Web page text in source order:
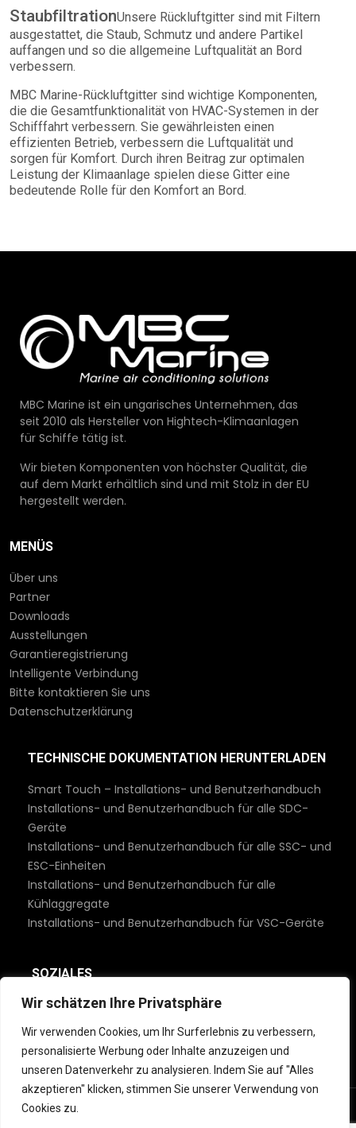
Wir schätzen Ihre Privatsphäre
Wir verwenden Cookies, um Ihr Surferlebnis zu verbessern,
personalisierte Werbung oder Inhalte anzuzeigen und
unseren Datenverkehr zu analysieren. Indem Sie auf "Alles
akzeptieren" klicken, stimmen Sie unserer Verwendung von
Cookies zu.
StaubfiltrationUnsere Rückluftgitter sind mit Filtern
ausgestattet, die Staub, Schmutz und andere Partikel
auffangen und so die allgemeine Luftqualität an Bord
verbessern.
MBC Marine-Rückluftgitter sind wichtige Komponenten,
die die Gesamtfunktionalität von HVAC-Systemen in der
Schifffahrt verbessern. Sie gewährleisten einen
effizienten Betrieb, verbessern die Luftqualität und
sorgen für Komfort. Durch ihren Beitrag zur optimalen
Leistung der Klimaanlage spielen diese Gitter eine
bedeutende Rolle für den Komfort an Bord.
MBC Marine ist ein ungarisches Unternehmen, das
seit 2010 als Hersteller von Hightech-Klimaanlagen
für Schiffe tätig ist.
Wir bieten Komponenten von höchster Qualität, die
auf dem Markt erhältlich sind und mit Stolz in der EU
hergestellt werden.
MENÜS
Über uns
Partner
Downloads
Ausstellungen
Garantieregistrierung
Intelligente Verbindung
Bitte kontaktieren Sie uns
Datenschutzerklärung
TECHNISCHE DOKUMENTATION HERUNTERLADEN
Smart Touch – Installations- und Benutzerhandbuch
Installations- und Benutzerhandbuch für alle SDC-
Geräte
Installations- und Benutzerhandbuch für alle SSC- und
ESC-Einheiten
Installations- und Benutzerhandbuch für alle
Kühlaggregate
Installations- und Benutzerhandbuch für VSC-Geräte
SOZIALES